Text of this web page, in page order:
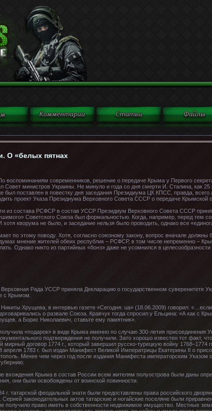
О «белых пятнах
воспоминаниям современников, решение о передаче Крыма у Первого
Совет министров Украины. Не минуло и года со дня смерти И. Сталина, как
поставлен в повестку дня заседания Президиума ЦК КПСС, правда,
проект Указа Президиума Верховного Совета СССР о передаче
из состава РСФСР в состав УССР Президиум Верховного Совета СССР
Советского Союза был формальностью. Когда, например, перед тем
хотя кворума не было, и заседание нельзя было проводить, однако все
по этому поводу. Хотя, согласно союзному закону, вопрос вначале
мнение жителей обеих республик – РСФСР, в том числе непременно –
Однако никто из партийных «бонз» даже не усомнился в целесообразности
Рада УССР приняла Декларацию о государственном суверенитете
с Крымом.
Хрущева, в интервью газете «Сегодня. ua» (18.06.2009) говорил:
о развале Союза. Кравчук тогда спросил у Ельцина: «А как с
а Борис Николаевич, ставьте ему памятник».
«подарок» в виде Крыма именно по случаю 300-летия присоединения
подтверждения не получили. Зато хорошо известен тот факт,
договор 1774 г., который завершил русско-турецкую войну 1768–1774
апреля 1783 г. был издан Манифест Великой Императрицы Екатерины II о
Менее чем через год после издания Манифеста императорским Указом
вхождения Крыма в состав России всем жителям полуострова были даны
они были освобождены от воинской повинности.
татарской феодальной знати были предоставлены права российского
законодательных актов татарские и ногайские поселяне были
получило право иметь в собственности недвижимое имущество. Местные